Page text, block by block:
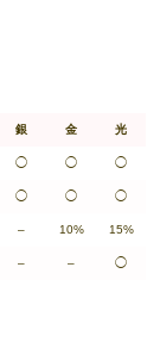
銀 金 光
◯ ◯ ◯
◯ ◯ ◯
– 10% 15%
– – ◯